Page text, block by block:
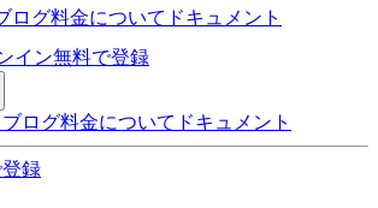
ログ料金について ドキュメント
イン無料で登録
ブログ料金について ドキュメント
録